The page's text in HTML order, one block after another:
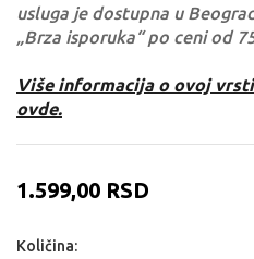
usluga je dostupna u
„Brza isporuka“ po ceni od
Više informacija o ovoj
ovde.
1.599,00 RSD
Količina: